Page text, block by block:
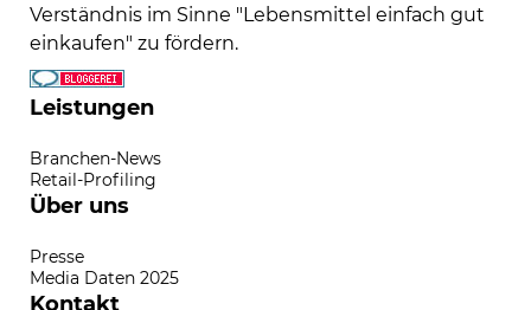
Verständnis im Sinne "Lebensmittel einfach gut
einkaufen" zu fördern.
Leistungen
Branchen-News
Retail-Profiling
Über uns
Presse
Media Daten 2025
Kontakt